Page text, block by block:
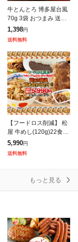
牛とんとろ 博多屋台風
70g 3袋 おつまみ 送料
無料 お試し 国産 和牛
牛肉 トントロ 豚とろ
お
1,398円
送料無料
【フードロス削減】 松
屋 牛めし(120g)22食
+訳あり商品(8品)計30
食が入ったお得な訳あ
5,990円
送料無料
もっと見る